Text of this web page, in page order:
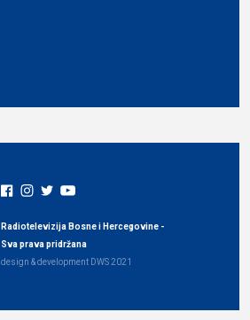
Radiotelevizija Bosne i Hercegovine -
Sva prava pridržana
design & development DWS2021